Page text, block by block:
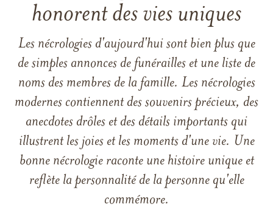
honorent des vies uniques
Les nécrologies d'aujourd'hui sont bien plus que
de simples annonces de funérailles et une liste de
noms des membres de la famille. Les nécrologies
modernes contiennent des souvenirs précieux, des
anecdotes drôles et des détails importants qui
illustrent les joies et les moments d'une vie. Une
bonne nécrologie raconte une histoire unique et
reflète la personnalité de la personne qu'elle
commémore.